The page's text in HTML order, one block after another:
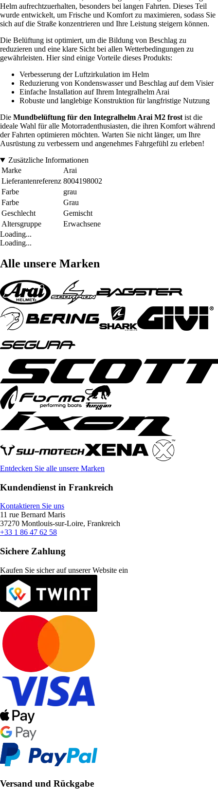
Helm aufrechtzuerhalten, besonders bei langen Fahrten. Dieses Teil
wurde entwickelt, um Frische und Komfort zu maximieren, sodass Sie
sich auf die Straße konzentrieren und Ihre Leistung steigern können.
Die Belüftung ist optimiert, um die Bildung von Beschlag zu
reduzieren und eine klare Sicht bei allen Wetterbedingungen zu
gewährleisten. Hier sind einige Vorteile dieses Produkts:
Verbesserung der Luftzirkulation im Helm
Reduzierung von Kondenswasser und Beschlag auf dem Visier
Einfache Installation auf Ihrem Integralhelm Arai
Robuste und langlebige Konstruktion für langfristige Nutzung
Die Mundbelüftung für den Integralhelm Arai M2 frost ist die
ideale Wahl für alle Motorradenthusiasten, die ihren Komfort während
der Fahrten optimieren möchten. Warten Sie nicht länger, um Ihre
Ausrüstung zu verbessern und angenehmes Fahrgefühl zu erleben!
Zusätzliche Informationen
Marke
Arai
Lieferantenreferenz 8004198002
Farbe
grau
Farbe
Grau
Geschlecht
Gemischt
Altersgruppe
Erwachsene
Loading...
Loading...
Alle unsere Marken
Entdecken Sie alle unsere Marken
Kundendienst in Frankreich
Kontaktieren Sie uns
11 rue Bernard Maris
37270 Montlouis-sur-Loire, Frankreich
+33 1 86 47 62 58
Sichere Zahlung
Kaufen Sie sicher auf unserer Website ein
Versand und Rückgabe